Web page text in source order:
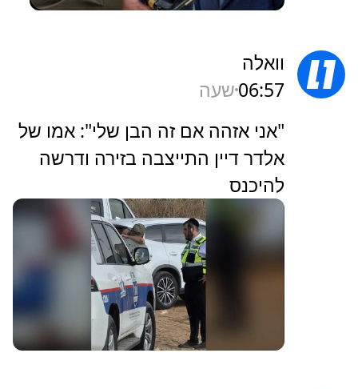
וואלה
06:57שעה
"אני אזהה אם זה הבן שלי": אמו של
אלדר דיין התייצבה בזירה ודרשה
להיכנס